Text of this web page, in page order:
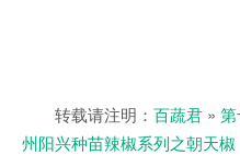
转载请注明： 百蔬君 »
州阳兴种苗辣椒系列之朝天椒